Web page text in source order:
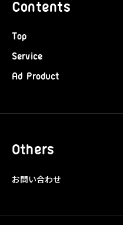
Contents
Top
Service
Ad Product
Others
お問い合わせ